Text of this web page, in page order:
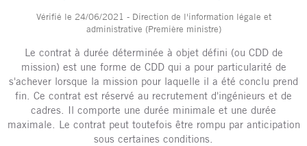
Vérifié le 24/06/2021 - Direction de l'information légale et
administrative (Première ministre)
Le contrat à durée déterminée à objet défini (ou CDD de
mission) est une forme de CDD qui a pour particularité de
s'achever lorsque la mission pour laquelle il a été conclu prend
fin. Ce contrat est réservé au recrutement d'ingénieurs et de
cadres. Il comporte une durée minimale et une durée
maximale. Le contrat peut toutefois être rompu par anticipation
sous certaines conditions.